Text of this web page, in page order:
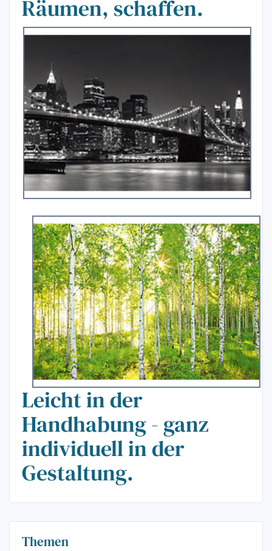
Räumen, schaffen.
Leicht in der
Handhabung - ganz
individuell in der
Gestaltung.
Themen